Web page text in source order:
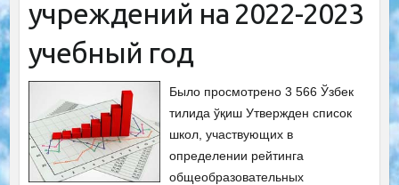
учреждений на 2022-2023
учебный год
Было просмотрено 3 566 Ўзбек
тилида ўқиш Утвержден список
школ, участвующих в
определении рейтинга
общеобразовательных